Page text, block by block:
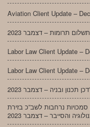
Aviation Client Update –
Labor Law Client Update –
Labor Law Client Update –
סמכויות נרחבות לשב”כ בזירת